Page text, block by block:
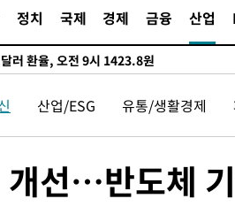
정치 국제 경제 금융 산업
·노동부, HL만도 평택사업장 끼임 사망 관련
러 환율, 오전 9시 1423.8원
닥, 5.95포인트(0.74%) 상승한 807.62개장
피, 6300선 재탈환…1.09% 오른 6365.07
한더위…서울 낮 39도 '폭염중대경보'
산업/ESG 유통/생활경제
선…반도체